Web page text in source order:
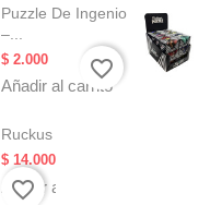
Puzzle De Ingenio
–...
Precio
$ 2.000
Añadir al carrito
favorite_border
Ruckus
Precio
$ 14.000
Añadir al carrito
favorite_border